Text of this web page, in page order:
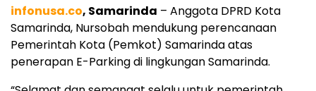
infonusa.co, Samarinda – Anggota DPRD Kota
Samarinda, Nursobah mendukung perencanaan
Pemerintah Kota (Pemkot) Samarinda atas
penerapan E-Parking di lingkungan Samarinda.